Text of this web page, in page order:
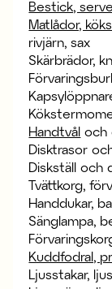
Bestick,
Matlådor,
rivjärn, sax
Skärbrädor,
Handtvål och
Disktrasor
Diskställ och
Tvättkorg,
Handdukar,
Sänglampa,
Kuddfodral,
Ljusstakar,